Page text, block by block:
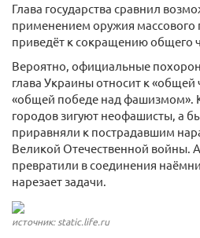
Глава государства сравнил
применением оружия массового
приведёт к сокращению общего
Вероятно, официальные
глава Украины относит к «общей
«общей победе над фашизмом».
городов зигуют неофашисты, а
приравняли к пострадавшим
Великой Отечественной войны.
превратили в соединения
нарезает задачи.
источник: static.life.ru